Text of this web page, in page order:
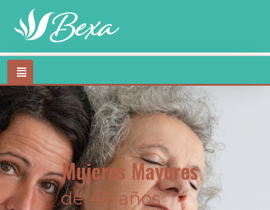
Mujeres Mayores
de 40 años